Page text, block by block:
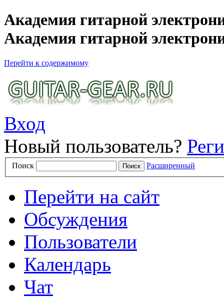
Академия гитарной
Академия гитарной
Перейти к содержимому
Вход
Новый пользователь?
Поиск Расширенный
Перейти на сайт
Обсуждения
Пользователи
Календарь
Чат